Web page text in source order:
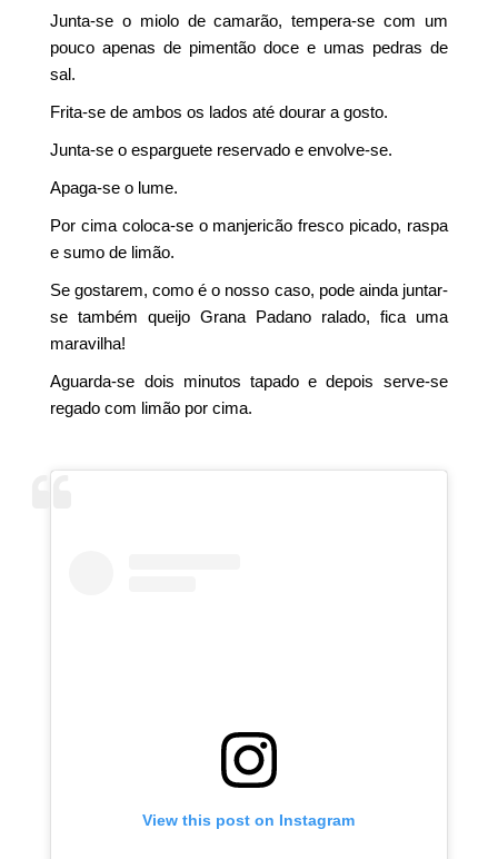
Junta-se o miolo de camarão, tempera-se com um
pouco apenas de pimentão doce e umas pedras de
sal.
Frita-se de ambos os lados até dourar a gosto.
Junta-se o esparguete reservado e envolve-se.
Apaga-se o lume.
Por cima coloca-se o manjericão fresco picado, raspa
e sumo de limão.
Se gostarem, como é o nosso caso, pode ainda juntar-
se também queijo Grana Padano ralado, fica uma
maravilha!
Aguarda-se dois minutos tapado e depois serve-se
regado com limão por cima.
View this post on Instagram